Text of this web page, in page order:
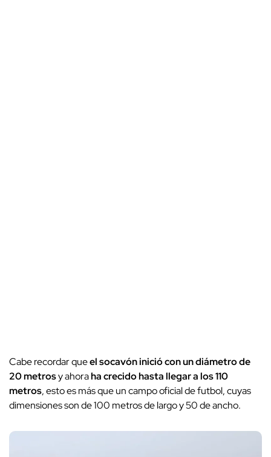
Cabe recordar queel socavón inició con un diámetro de
20 metrosy ahoraha crecido hasta llegar a los 110
metros, esto es más que un campo oficial de futbol, cuyas
dimensiones son de 100 metros de largo y 50 de ancho.